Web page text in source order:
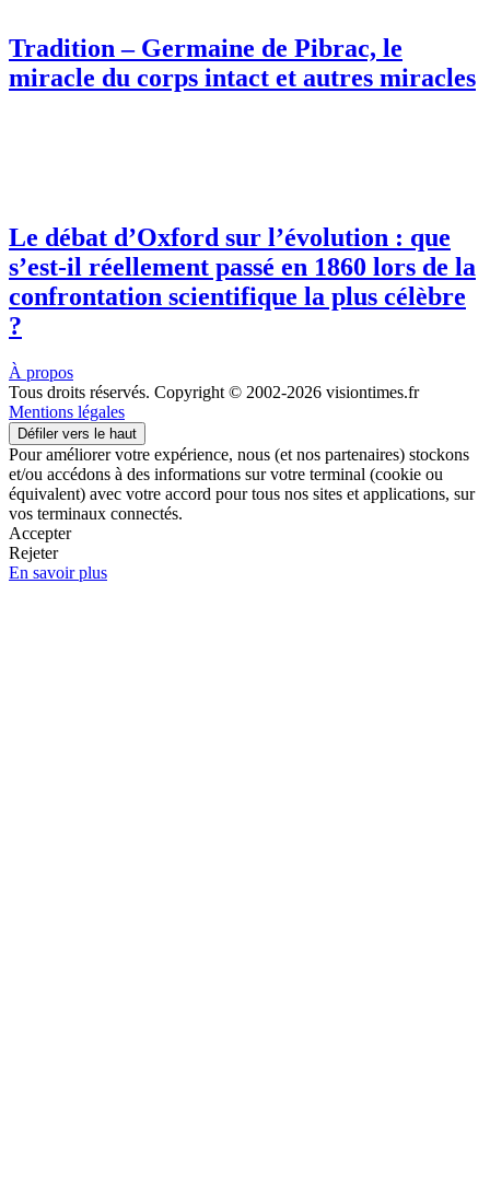
Tradition – Germaine de Pibrac, le
miracle du corps intact et autres miracles
Le débat d’Oxford sur l’évolution : que
s’est-il réellement passé en 1860 lors de la
confrontation scientifique la plus célèbre
?
À propos
Tous droits réservés. Copyright © 2002-2026 visiontimes.fr
Mentions légales
Défiler vers le haut
Pour améliorer votre expérience, nous (et nos partenaires) stockons
et/ou accédons à des informations sur votre terminal (cookie ou
équivalent) avec votre accord pour tous nos sites et applications, sur
vos terminaux connectés.
Accepter
Rejeter
En savoir plus